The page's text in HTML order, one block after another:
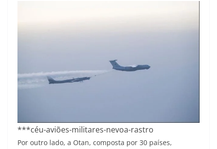
***céu-aviões-militares-nevoa-rastro
Por outro lado, a Otan, composta por 30 países,